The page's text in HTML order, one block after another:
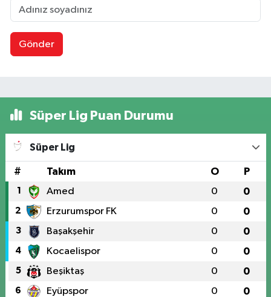
Gönder
Süper Lig Puan Durumu
Süper Lig
# Takım O P
1 Amed 0 0
2 Erzurumspor FK 0 0
3 Başakşehir 0 0
4 Kocaelispor 0 0
5 Beşiktaş 0 0
6 Eyüpspor 0 0